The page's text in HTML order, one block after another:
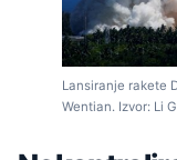
Lansiranje rakete
Wentian. Izvor: Li